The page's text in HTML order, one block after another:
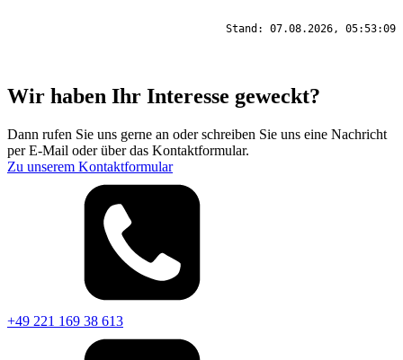
Stand: 07.08.2026, 05:53:09
Wir haben Ihr Interesse geweckt?
Dann rufen Sie uns gerne an oder schreiben Sie uns eine Nachricht
per E-Mail oder über das Kontaktformular.
Zu unserem Kontaktformular
+49 221 169 38 613